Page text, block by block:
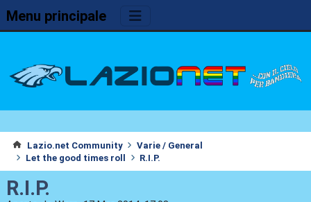
Menu principale
Lazio.net Community
Varie / General
Let the good times roll
R.I.P.
R.I.P.